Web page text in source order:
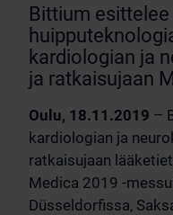
Bittium
kardiologian ja
ja ratkaisujaan
Oulu, 18.11.2019 –
kardiologian ja
ratkaisujaan
Medica 2019 -
Düsseldorfissa,